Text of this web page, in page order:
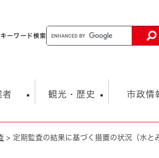
キーワード検索
生涯学習・スポーツ
者
・契約情報 まちづくり・協働
観光・歴史
スポット
市政情
総合計画
オープンデータ
> 定期監査の結果に基づく措置の状況（水